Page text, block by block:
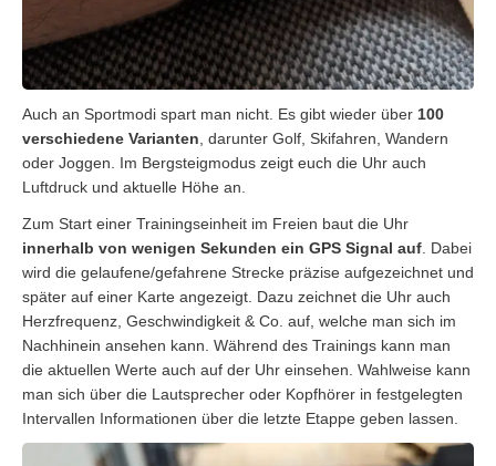
Auch an Sportmodi spart man nicht. Es gibt wieder über 100
verschiedene Varianten , darunter Golf, Skifahren, Wandern
oder Joggen. Im Bergsteigmodus zeigt euch die Uhr auch
Luftdruck und aktuelle Höhe an.
Zum Start einer Trainingseinheit im Freien baut die Uhr
innerhalb von wenigen Sekunden ein GPS Signal auf . Dabei
wird die gelaufene/gefahrene Strecke präzise aufgezeichnet und
später auf einer Karte angezeigt. Dazu zeichnet die Uhr auch
Herzfrequenz, Geschwindigkeit & Co. auf, welche man sich im
Nachhinein ansehen kann. Während des Trainings kann man
die aktuellen Werte auch auf der Uhr einsehen. Wahlweise kann
man sich über die Lautsprecher oder Kopfhörer in festgelegten
Intervallen Informationen über die letzte Etappe geben lassen.